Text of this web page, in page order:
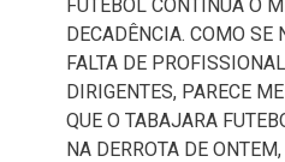
FUTEBOL CONTINUA O
DECADÊNCIA. COMO SE
FALTA DE
DIRIGENTES, PARECE
QUE O TABAJARA
NA DERROTA DE